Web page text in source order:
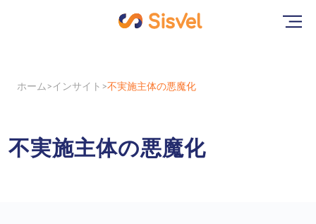
ホーム インサイト 不実施主体の悪魔化
不実施主体の悪魔化